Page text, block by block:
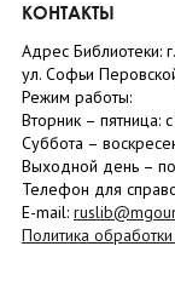
КОНТАКТЫ
Адрес Библиотеки:
ул. Софьи
Режим работы:
Вторник – пятница:
Суббота – в
Выходной день –
Телефон для
E-mail:
Политика